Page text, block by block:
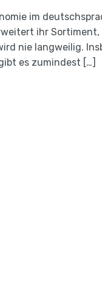
im
ihr Sortiment,
nie langweilig.
es zumindest […]